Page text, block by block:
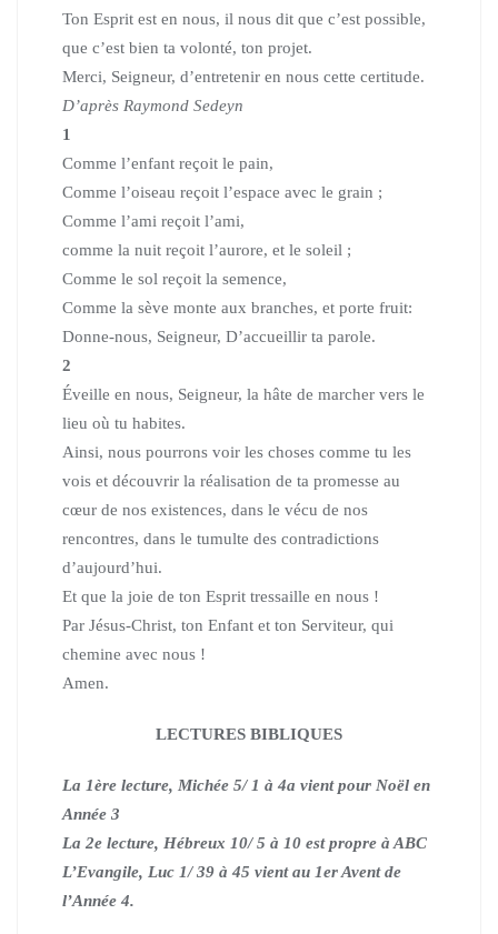
Ton Esprit est en nous, il nous dit que c’est possible,
que c’est bien ta volonté, ton projet.
Merci, Seigneur, d’entretenir en nous cette certitude.
D’après Raymond Sedeyn
1
Comme l’enfant reçoit le pain,
Comme l’oiseau reçoit l’espace avec le grain ;
Comme l’ami reçoit l’ami,
comme la nuit reçoit l’aurore, et le soleil ;
Comme le sol reçoit la semence,
Comme la sève monte aux branches, et porte fruit:
Donne-nous, Seigneur, D’accueillir ta parole.
2
Éveille en nous, Seigneur, la hâte de marcher vers le
lieu où tu habites.
Ainsi, nous pourrons voir les choses comme tu les
vois et découvrir la réalisation de ta promesse au
cœur de nos existences, dans le vécu de nos
rencontres, dans le tumulte des contradictions
d’aujourd’hui.
Et que la joie de ton Esprit tressaille en nous !
Par Jésus-Christ, ton Enfant et ton Serviteur, qui
chemine avec nous !
Amen.
LECTURES BIBLIQUES
La 1ère lecture, Michée 5/ 1 à 4a vient pour Noël en
Année 3
La 2e lecture, Hébreux 10/ 5 à 10 est propre à ABC
L’Evangile, Luc 1/ 39 à 45 vient au 1er Avent de
l’Année 4.